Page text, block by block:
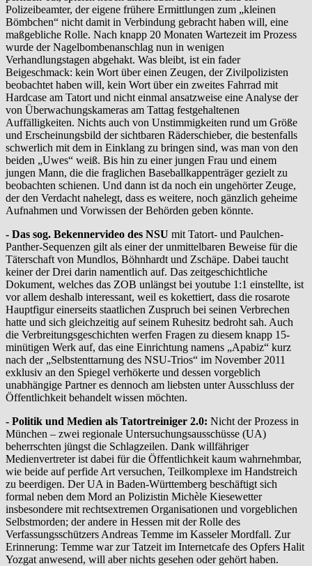
Polizeibeamter, der eigene frühere Ermittlungen zum „kleinen
Bömbchen“ nicht damit in Verbindung gebracht haben will, eine
maßgebliche Rolle. Nach knapp 20 Monaten Wartezeit im Prozess
wurde der Nagelbombenanschlag nun in wenigen
Verhandlungstagen abgehakt. Was bleibt, ist ein fader
Beigeschmack: kein Wort über einen Zeugen, der Zivilpolizisten
beobachtet haben will, kein Wort über ein zweites Fahrrad mit
Hardcase am Tatort und nicht einmal ansatzweise eine Analyse der
von Überwachungskameras am Tattag festgehaltenen
Auffälligkeiten. Nichts auch von Unstimmigkeiten rund um Größe
und Erscheinungsbild der sichtbaren Räderschieber, die bestenfalls
schwerlich mit dem in Einklang zu bringen sind, was man von den
beiden „Uwes“ weiß. Bis hin zu einer jungen Frau und einem
jungen Mann, die die fraglichen Baseballkappenträger gezielt zu
beobachten schienen. Und dann ist da noch ein ungehörter Zeuge,
der den Verdacht nahelegt, dass es weitere, noch gänzlich geheime
Aufnahmen und Vorwissen der Behörden geben könnte.
- Das sog. Bekennervideo des NSU mit Tatort- und Paulchen-
Panther-Sequenzen gilt als einer der unmittelbaren Beweise für die
Täterschaft von Mundlos, Böhnhardt und Zschäpe. Dabei taucht
keiner der Drei darin namentlich auf. Das zeitgeschichtliche
Dokument, welches das ZOB unlängst bei youtube 1:1 einstellte, ist
vor allem deshalb interessant, weil es kokettiert, dass die rosarote
Hauptfigur einerseits staatlichen Zuspruch bei seinen Verbrechen
hatte und sich gleichzeitig auf seinem Ruhesitz bedroht sah. Auch
die Verbreitungsgeschichten werfen Fragen zu diesem knapp 15-
minütigen Werk auf, das eine Einrichtung namens „Apabiz“ kurz
nach der „Selbstenttarnung des NSU-Trios“ im November 2011
exklusiv an den Spiegel verhökerte und dessen vorgeblich
unabhängige Partner es dennoch am liebsten unter Ausschluss der
Öffentlichkeit behandelt wissen möchten.
- Politik und Medien als Tatortreiniger 2.0: Nicht der Prozess in
München – zwei regionale Untersuchungsausschüsse (UA)
beherrschten jüngst die Schlagzeilen. Dank willfähriger
Medienvertreter ist dabei für die Öffentlichkeit kaum wahrnehmbar,
wie beide auf perfide Art versuchen, Teilkomplexe im Handstreich
zu beerdigen. Der UA in Baden-Württemberg beschäftigt sich
formal neben dem Mord an Polizistin Michèle Kiesewetter
insbesondere mit rechtsextremen Organisationen und vorgeblichen
Selbstmorden; der andere in Hessen mit der Rolle des
Verfassungsschützers Andreas Temme im Kasseler Mordfall. Zur
Erinnerung: Temme war zur Tatzeit im Internetcafe des Opfers Halit
Yozgat anwesend, will aber nichts gesehen oder gehört haben.